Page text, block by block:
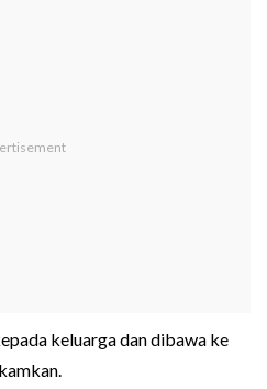
keluarga dan dibawa ke